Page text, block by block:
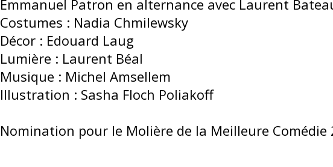
Emmanuel Patron en alternance avec Laurent
Costumes : Nadia Chmilewsky
Décor : Edouard Laug
Lumière : Laurent Béal
Musique : Michel Amsellem
Illustration : Sasha Floch Poliakoff
Nomination pour le Molière de la Meilleure Comédie